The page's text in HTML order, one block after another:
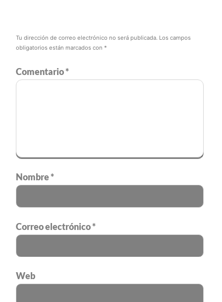
Tu dirección de correo electrónico no será publicada. Los campos
obligatorios están marcados con *
Comentario*
Nombre*
Correo electrónico*
Web